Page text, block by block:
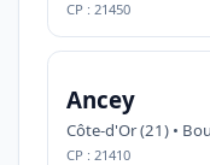
CP : 21450
Ancey
Côte-d'Or (21) •
CP : 21410